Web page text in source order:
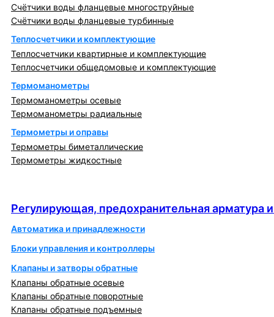
Счётчики воды фланцевые многоструйные
Счётчики воды фланцевые турбинные
Теплосчетчики и комплектующие
Теплосчетчики квартирные и комплектующие
Теплосчетчики общедомовые и комплектующие
Термоманометры
Термоманометры осевые
Термоманометры радиальные
Термометры и оправы
Термометры биметаллические
Термометры жидкостные
Регулирующая, предохранительная арматура
Автоматика и принадлежности
Блоки управления и контроллеры
Клапаны и затворы обратные
Клапаны обратные осевые
Клапаны обратные поворотные
Клапаны обратные подъемные